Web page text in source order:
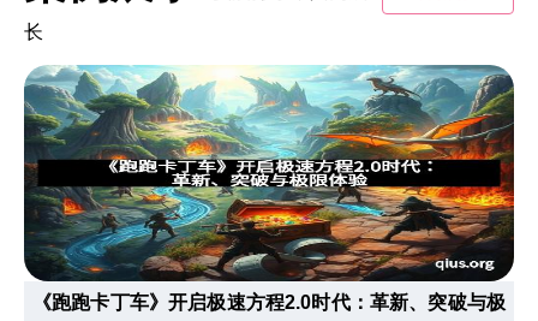
长
《跑跑卡丁车》开启极速方程2.0时代：革新、突破与极